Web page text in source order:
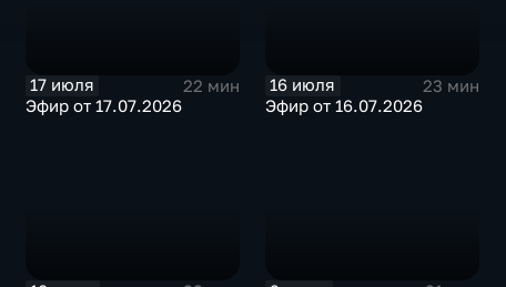
17 июля
22 мин
Эфир от 17.07.2026
16 июля
23 мин
Эфир от 16.07.2026